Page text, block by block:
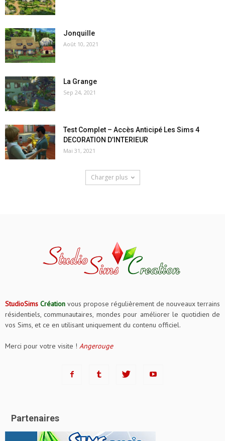
Jonquille
Août 10, 2021
La Grange
Sep 24, 2021
Test Complet – Accès Anticipé Les Sims 4
DECORATION D’INTERIEUR
Mai 31, 2021
Charger plus
StudioSims Création vous propose régulièrement de nouveaux terrains
résidentiels, communautaires, mondes pour améliorer le quotidien de
vos Sims, et ce en utilisant uniquement du contenu officiel.
Merci pour votre visite ! Angerouge
Partenaires